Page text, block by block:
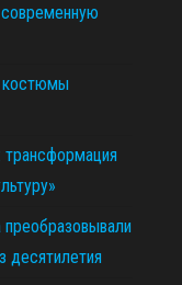
костюмы
десятилетия